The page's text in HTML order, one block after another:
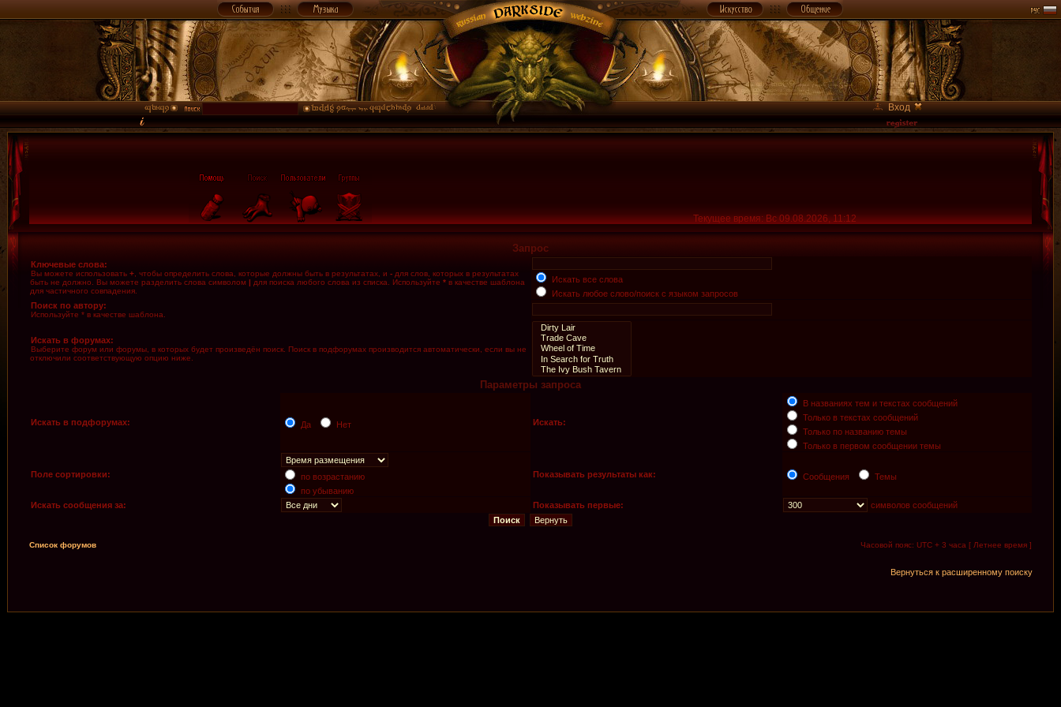
Вход
Текущее время: Вс 09.08.2026, 11:12
Запрос
Ключевые слова:
Вы можете использовать + , чтобы определить слова, которые должны быть в результатах, и - для слов, которых в результатах
быть не должно. Вы можете разделить слова символом | для поиска любого слова из списка. Используйте * в качестве шаблона
для частичного совпадения.
Искать все слова
Искать любое слово/поиск с языком запросов
Поиск по автору:
Используйте * в качестве шаблона.
Искать в форумах:
Выберите форум или форумы, в которых будет произведён поиск. Поиск в подфорумах производится автоматически, если вы не
отключили соответствующую опцию ниже.
Параметры запроса
Искать в подфорумах: Да Нет Искать:
В названиях тем и текстах сообщений
Только в текстах сообщений
Только по названию темы
Только в первом сообщении темы
Поле сортировки:
по возрастанию
по убыванию
Показывать результаты как: Сообщения Темы
Искать сообщения за: Показывать первые: символов сообщений
Список форумов Часовой пояс: UTC + 3 часа [ Летнее время ]
Вернуться к расширенному поиску